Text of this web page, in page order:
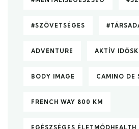
#SZÖVETSÉGES
ADVENTURE AKTÍV
BODY IMAGE CAMINO DE
FRENCH WAY 800 KM
EGÉSZSÉGES ÉLETMÓDHEALTH